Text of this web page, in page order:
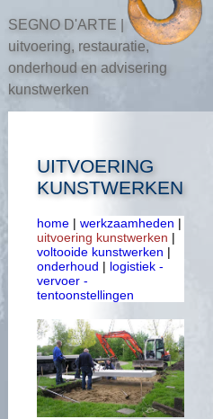
SEGNO D'ARTE |
uitvoering, restauratie,
onderhoud en advisering
kunstwerken
UITVOERING
KUNSTWERKEN
home | werkzaamheden |
uitvoering kunstwerken |
voltooide kunstwerken |
onderhoud | logistiek -
vervoer -
tentoonstellingen